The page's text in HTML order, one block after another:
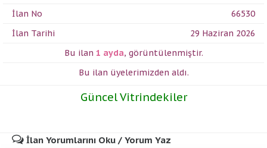
İlan No
66530
İlan Tarihi
29 Haziran 2026
Bu ilan 1 ayda, görüntülenmiştir.
Bu ilan üyelerimizden aldı.
Güncel Vitrindekiler
İlan Yorumlarını Oku / Yorum Yaz